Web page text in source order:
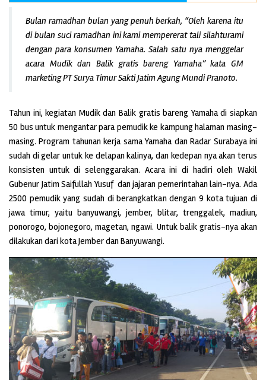
Bulan ramadhan bulan yang penuh berkah, “Oleh karena itu
di bulan suci ramadhan ini kami mempererat tali silahturami
dengan para konsumen Yamaha. Salah satu nya menggelar
acara Mudik dan Balik gratis bareng Yamaha” kata GM
marketing PT Surya Timur Sakti Jatim Agung Mundi Pranoto.
Tahun ini, kegiatan Mudik dan Balik gratis bareng Yamaha di siapkan
50 bus untuk mengantar para pemudik ke kampung halaman masing-
masing. Program tahunan kerja sama Yamaha dan Radar Surabaya ini
sudah di gelar untuk ke delapan kalinya, dan kedepan nya akan terus
konsisten untuk di selenggarakan. Acara ini di hadiri oleh Wakil
Gubenur Jatim Saifullah Yusuf dan jajaran pemerintahan lain-nya. Ada
2500 pemudik yang sudah di berangkatkan dengan 9 kota tujuan di
jawa timur, yaitu banyuwangi, jember, blitar, trenggalek, madiun,
ponorogo, bojonegoro, magetan, ngawi. Untuk balik gratis-nya akan
dilakukan dari kota Jember dan Banyuwangi.